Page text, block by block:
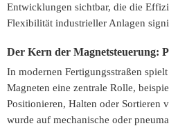
Entwicklungen sichtbar, die die
Flexibilität industrieller Anlagen
Der Kern der Magnetsteuerung:
In modernen Fertigungsstraßen
Magneten eine zentrale Rolle,
Positionieren, Halten oder Sortieren
wurde auf mechanische oder